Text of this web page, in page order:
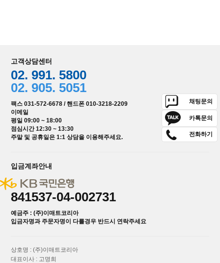
고객상담센터
02. 991. 5800
02. 905. 5051
팩스 031-572-6678 / 핸드폰 010-3218-2209
이메일
평일 09:00 ~ 18:00
점심시간 12:30 ~ 13:30
주말 및 공휴일은 1:1 상담을 이용해주세요.
채팅문의
카톡문의
전화하기
입금계좌안내
841537-04-002731
예금주 : (주)이매트코리아
입금자명과 주문자명이 다를경우 반드시 연락주세요
상호명 : (주)이매트코리아
대표이사 : 고명희